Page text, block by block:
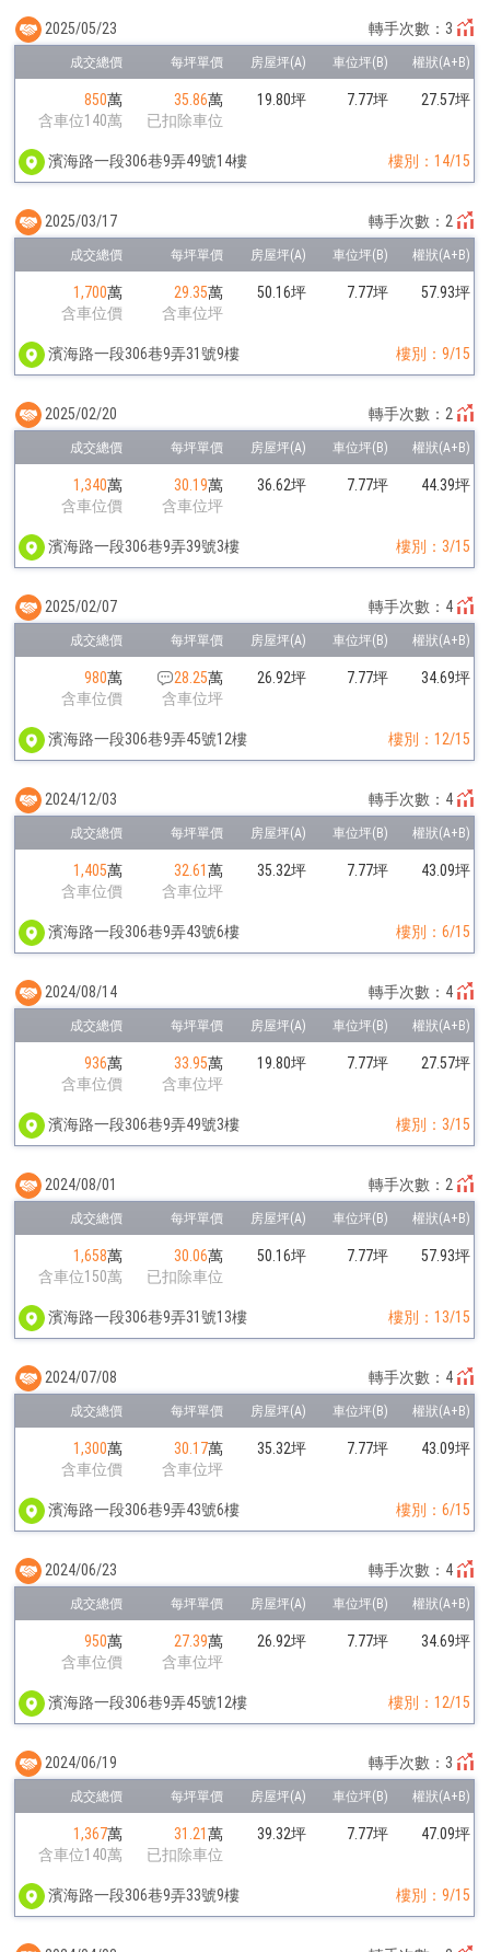
850萬
含車位140萬
35.86萬
已扣除車位
19.80坪 7.77坪 27.57坪
濱海路一段306巷9弄49號14樓 樓別：14/15
2025/05/23 轉手次數：3
1,700萬
含車位價
29.35萬
含車位坪
50.16坪 7.77坪 57.93坪
濱海路一段306巷9弄31號9樓 樓別：9/15
2025/03/17 轉手次數：2
1,340萬
含車位價
30.19萬
含車位坪
36.62坪 7.77坪 44.39坪
濱海路一段306巷9弄39號3樓 樓別：3/15
2025/02/20 轉手次數：2
980萬
含車位價
28.25萬
含車位坪
26.92坪 7.77坪 34.69坪
濱海路一段306巷9弄45號12樓 樓別：12/15
2025/02/07 轉手次數：4
1,405萬
含車位價
32.61萬
含車位坪
35.32坪 7.77坪 43.09坪
濱海路一段306巷9弄43號6樓 樓別：6/15
2024/12/03 轉手次數：4
936萬
含車位價
33.95萬
含車位坪
19.80坪 7.77坪 27.57坪
濱海路一段306巷9弄49號3樓 樓別：3/15
2024/08/14 轉手次數：4
1,658萬
含車位150萬
30.06萬
已扣除車位
50.16坪 7.77坪 57.93坪
濱海路一段306巷9弄31號13樓 樓別：13/15
2024/08/01 轉手次數：2
1,300萬
含車位價
30.17萬
含車位坪
35.32坪 7.77坪 43.09坪
濱海路一段306巷9弄43號6樓 樓別：6/15
2024/07/08 轉手次數：4
950萬
含車位價
27.39萬
含車位坪
26.92坪 7.77坪 34.69坪
濱海路一段306巷9弄45號12樓 樓別：12/15
2024/06/23 轉手次數：4
1,367萬
含車位140萬
31.21萬
已扣除車位
39.32坪 7.77坪 47.09坪
濱海路一段306巷9弄33號9樓 樓別：9/15
2024/06/19 轉手次數：3